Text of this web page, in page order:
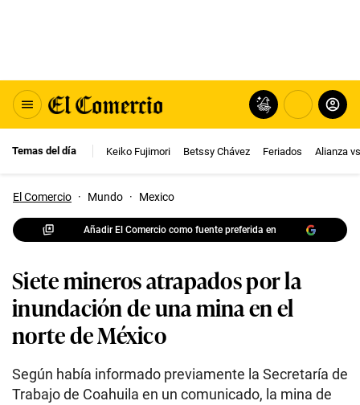
Temas del día Keiko Fujimori Betssy Chávez Feriados Alianza
El Comercio · Mundo · Mexico
Añadir El Comercio como fuente preferida en
Siete mineros atrapados por la
inundación de una mina en el
norte de México
Según había informado previamente la Secretaría de
Trabajo de Coahuila en un comunicado, la mina de